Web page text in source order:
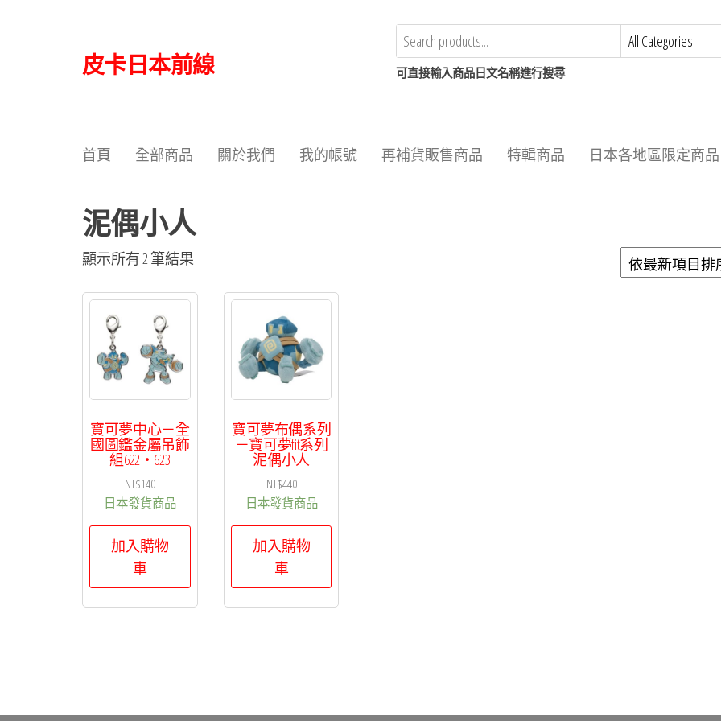
皮卡日本前線 可直接輸入商品日文名稱進行搜尋
首頁 全部商品 關於我們 我的帳號 再補貨販售商品 特輯商品 日本各地區限定商品
泥偶小人
顯示所有 2 筆結果
寶可夢中心－全
國圖鑑金屬吊飾
組622・623
NT$140
日本發貨商品
加入購物
車
寶可夢布偶系列
－寶可夢fit系列
泥偶小人
NT$440
日本發貨商品
加入購物
車